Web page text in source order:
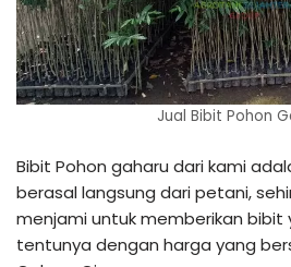
Jual Bibit Pohon
Bibit Pohon gaharu dari kami
berasal langsung dari petani,
menjami untuk memberikan bibit
tentunya dengan harga yang